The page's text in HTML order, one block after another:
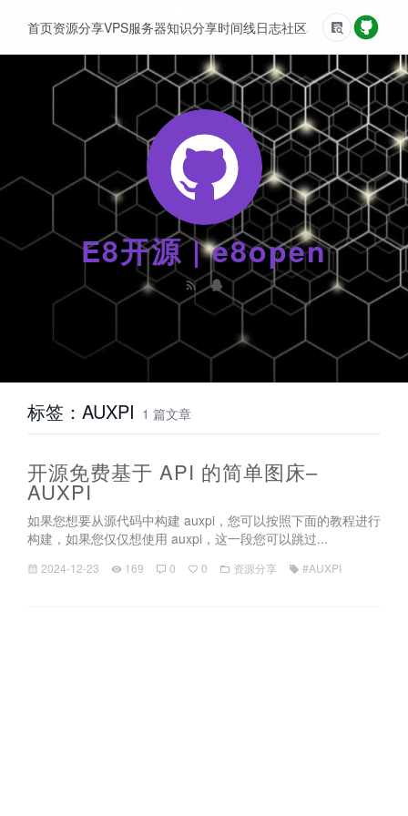
E8开源 | e8open
首页资源分享VPS服务器知识分享时间线日志社区友情链接
标签：AUXPI 1 篇文章
开源免费基于 API 的简单图床–
AUXPI
如果您想要从源代码中构建 auxpi，您可以按照下面的教程进行
构建，如果您仅仅想使用 auxpi，这一段您可以跳过...
2024-12-23 169 0 0 资源分享 #AUXPI